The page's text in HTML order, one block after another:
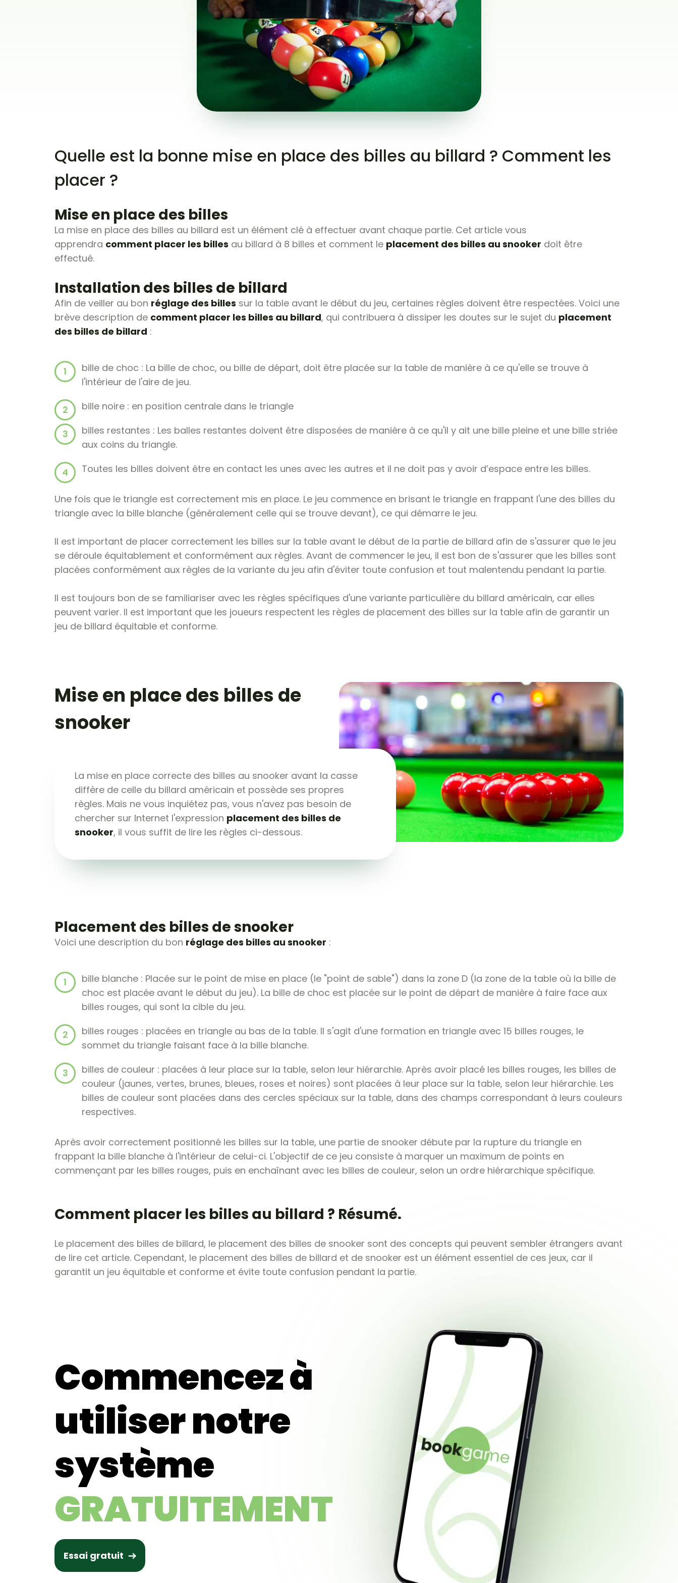
Quelle est la bonne mise en place des billes au billard ? Comment les
placer ?
Mise en place des billes
La mise en place des billes au billard est un élément clé à effectuer avant chaque partie. Cet article vous
apprendra comment placer les billes au billard à 8 billes et comment le placement des billes au snooker doit être
effectué.
Installation des billes de billard
Afin de veiller au bon réglage des billes sur la table avant le début du jeu, certaines règles doivent être respectées. Voici une
brève description de comment placer les billes au billard, qui contribuera à dissiper les doutes sur le sujet du placement
des billes de billard :
bille de choc : La bille de choc, ou bille de départ, doit être placée sur la table de manière à ce qu'elle se trouve à
l'intérieur de l'aire de jeu.
bille noire : en position centrale dans le triangle
billes restantes : Les balles restantes doivent être disposées de manière à ce qu'il y ait une bille pleine et une bille striée
aux coins du triangle.
Toutes les billes doivent être en contact les unes avec les autres et il ne doit pas y avoir d’espace entre les billes.
Une fois que le triangle est correctement mis en place. Le jeu commence en brisant le triangle en frappant l'une des billes du
triangle avec la bille blanche (généralement celle qui se trouve devant), ce qui démarre le jeu.
Il est important de placer correctement les billes sur la table avant le début de la partie de billard afin de s'assurer que le jeu
se déroule équitablement et conformément aux règles. Avant de commencer le jeu, il est bon de s'assurer que les billes sont
placées conformément aux règles de la variante du jeu afin d'éviter toute confusion et tout malentendu pendant la partie.
Il est toujours bon de se familiariser avec les règles spécifiques d'une variante particulière du billard américain, car elles
peuvent varier. Il est important que les joueurs respectent les règles de placement des billes sur la table afin de garantir un
jeu de billard équitable et conforme.
Mise en place des billes de
snooker
La mise en place correcte des billes au snooker avant la casse
diffère de celle du billard américain et possède ses propres
règles. Mais ne vous inquiétez pas, vous n'avez pas besoin de
chercher sur Internet l'expression placement des billes de
snooker, il vous suffit de lire les règles ci-dessous.
Placement des billes de snooker
Voici une description du bon réglage des billes au snooker :
bille blanche : Placée sur le point de mise en place (le "point de sable") dans la zone D (la zone de la table où la bille de
choc est placée avant le début du jeu). La bille de choc est placée sur le point de départ de manière à faire face aux
billes rouges, qui sont la cible du jeu.
billes rouges : placées en triangle au bas de la table. Il s'agit d'une formation en triangle avec 15 billes rouges, le
sommet du triangle faisant face à la bille blanche.
billes de couleur : placées à leur place sur la table, selon leur hiérarchie. Après avoir placé les billes rouges, les billes de
couleur (jaunes, vertes, brunes, bleues, roses et noires) sont placées à leur place sur la table, selon leur hiérarchie. Les
billes de couleur sont placées dans des cercles spéciaux sur la table, dans des champs correspondant à leurs couleurs
respectives.
Après avoir correctement positionné les billes sur la table, une partie de snooker débute par la rupture du triangle en
frappant la bille blanche à l'intérieur de celui-ci. L'objectif de ce jeu consiste à marquer un maximum de points en
commençant par les billes rouges, puis en enchaînant avec les billes de couleur, selon un ordre hiérarchique spécifique.
Comment placer les billes au billard ? Résumé.
Le placement des billes de billard, le placement des billes de snooker sont des concepts qui peuvent sembler étrangers avant
de lire cet article. Cependant, le placement des billes de billard et de snooker est un élément essentiel de ces jeux, car il
garantit un jeu équitable et conforme et évite toute confusion pendant la partie.
Commencez à
utiliser notre
système
GRATUITEMENT
Essai gratuit